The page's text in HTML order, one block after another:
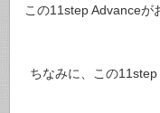
この11step Advanceが
ちなみに、この